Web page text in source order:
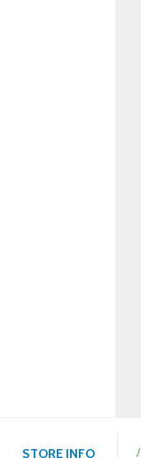
STORE INFO